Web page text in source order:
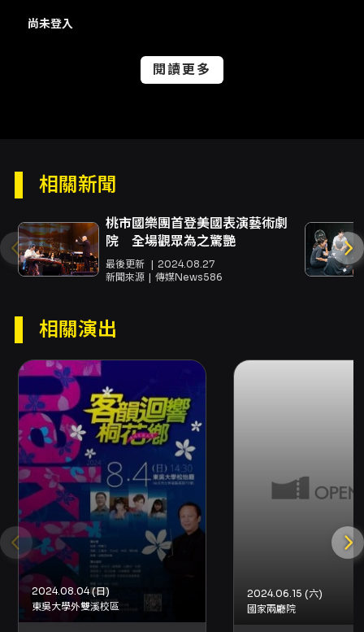
注意事項
演廳恕不提供站位。
交由工作人員代為轉送表演單位。
4. 攜帶行動電話及任何會發出聲響之器材者，請
調震動或關機。
5. 演出前三十分鐘開始進場，演出時停止進場、
出場；遲到觀眾請依現場管制狀況，再行入場。
身高110公分以下兒童入場。
尚未登入
閱讀更多
相關新聞
桃市國樂團首登美國表演藝術劇
院 全場觀眾為之驚艷
最後更新
2024.08.27
新聞來源
傳媒News586
相關演出
2024.08.04 (日)
東吳大學外雙溪校區
2024.06.15 (六)
國家兩廳院